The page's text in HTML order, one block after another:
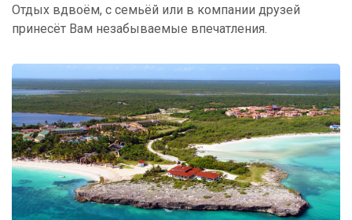
Отдых вдвоём, с семьёй или в компании друзей
принесёт Вам незабываемые впечатления.